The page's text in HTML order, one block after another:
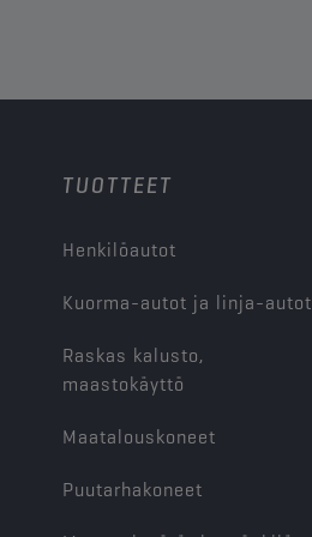
TUOTTEET
Henkilöautot
Kuorma-autot ja linja-autot
Raskas kalusto,
maastokäyttö
Maatalouskoneet
Puutarhakoneet